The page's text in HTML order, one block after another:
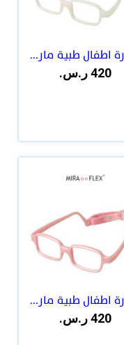
اطفال طبية مار...
420 ر.س.
اطفال طبية مار...
420 ر.س.